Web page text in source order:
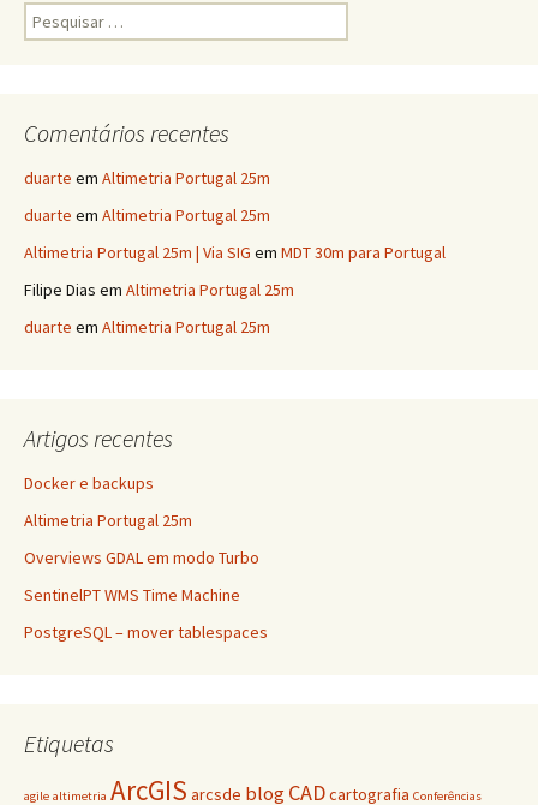
Pesquisar
por:
Comentários recentes
duarte em Altimetria Portugal 25m
duarte em Altimetria Portugal 25m
Altimetria Portugal 25m | Via SIG em MDT 30m para Portugal
Filipe Dias em Altimetria Portugal 25m
duarte em Altimetria Portugal 25m
Artigos recentes
Docker e backups
Altimetria Portugal 25m
Overviews GDAL em modo Turbo
SentinelPT WMS Time Machine
PostgreSQL – mover tablespaces
Etiquetas
agile altimetria ArcGIS arcsde blog CADcartografia Conferências